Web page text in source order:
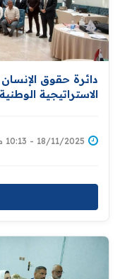
دائرة حقوق
الاستراتيجية
18/11/2025 - 10:13 صباحًا